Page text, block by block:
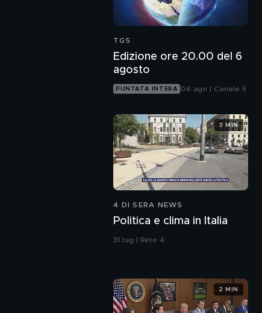
TG5
Edizione ore 20.00 del 6
agosto
PUNTATA INTERA 06 ago | Canale 5
4 DI SERA NEWS
Politica e clima in Italia
31 lug | Rete 4
3 MIN
2 MIN